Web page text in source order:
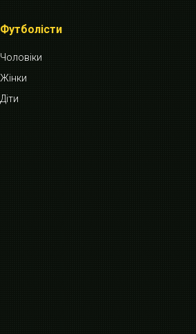
Футболісти
Чоловіки
Жінки
Діти